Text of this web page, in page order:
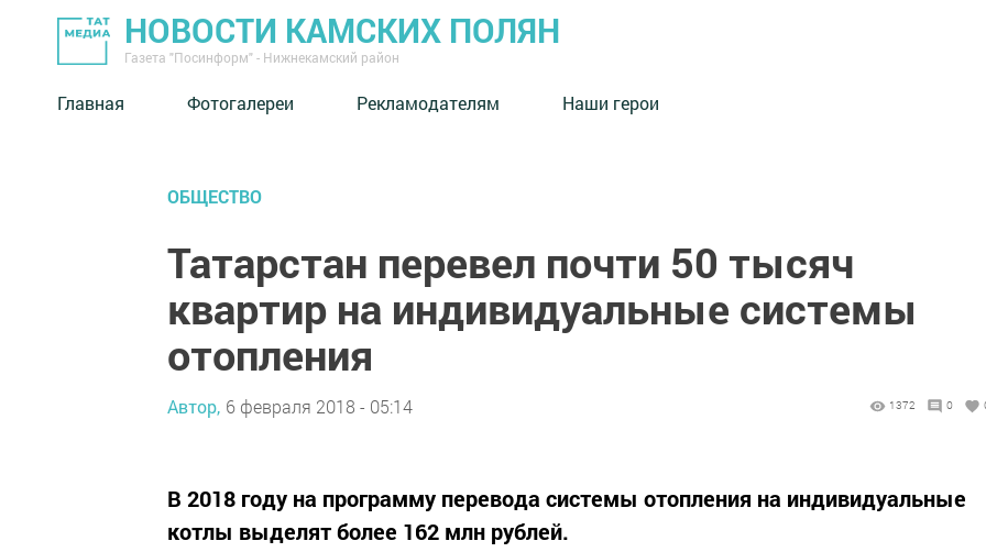
НОВОСТИ КАМСКИХ ПОЛЯН
Газета "Посинформ" - Нижнекамский район
Главная Фотогалереи Рекламодателям Наши герои
ОБЩЕСТВО
Татарстан перевел почти 50 тысяч
квартир на индивидуальные системы
отопления
Автор, 6 февраля 2018 - 05:14 1372 0
В 2018 году на программу перевода системы отопления на индивидуальные
котлы выделят более 162 млн рублей.